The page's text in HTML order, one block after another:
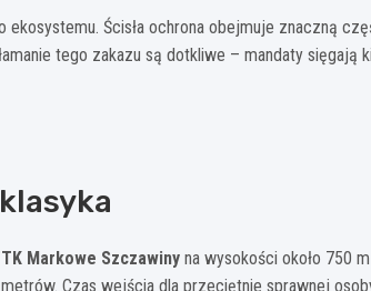
ekosystemu. Ścisła ochrona obejmuje znaczną
tego zakazu są dotkliwe – mandaty sięgają
Markowe Szczawiny na wysokości około 750
Czas wejścia dla przeciętnie sprawnej